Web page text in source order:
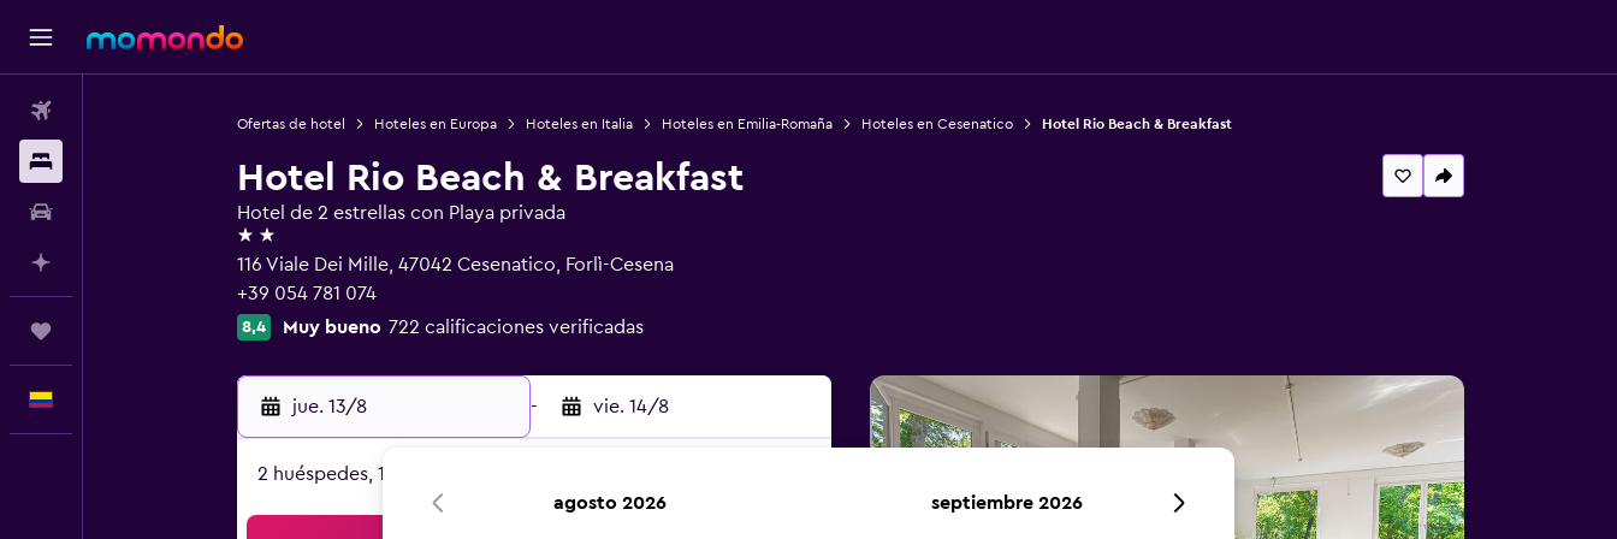
Ofertas de hotel Hoteles en Europa Hoteles en Italia Hoteles en Emilia-Romaña Hoteles en Cesenatico Hotel Rio Beach & Breakfast
Hotel Rio Beach & Breakfast
Hotel de 2 estrellas con Playa privada
2 estrellas
116 Viale Dei Mille, 47042 Cesenatico, Forlì-Cesena
+39 054 781 074
8,4 Muy bueno 722 calificaciones verificadas
jue. 13/8 - vie. 14/8
2 huéspedes, 1 habitación
agosto 2026 septiembre 2026